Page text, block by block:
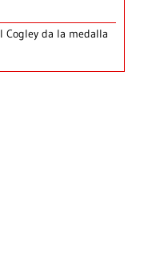
Cogley da la medalla